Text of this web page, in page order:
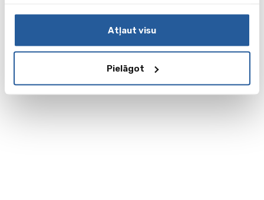
Atļaut visu
Pielāgot